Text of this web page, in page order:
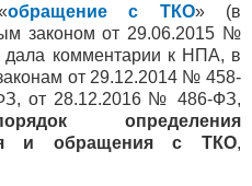
обращение с ТКО» (в
законом от 29.06.2015 №
дала комментарии к НПА, в
от 29.12.2014 № 458-
от 28.12.2016 № 486-ФЗ,
определения
и обращения с ТКО,